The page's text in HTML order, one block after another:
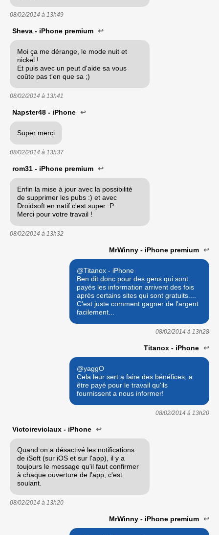
08/02/2014 à 13h49
Sheva - iPhone premium ↩
Moi ça me dérange, le mode nuit et
nickel !
Et puis avec un peut d'aide sa vous
coûte pas t'en que sa ;)
08/02/2014 à 13h41
Napster48 - iPhone ↩
Super merci
08/02/2014 à 13h37
rom31 - iPhone premium ↩
Enfin la mise à jour avec la possibilité
de supprimer les pubs :) et avec
Droidsoft en natif c'est super :P
Merci pour votre travail !
08/02/2014 à 13h32
MrWinny - iPhone premium ↩
@Titanox - iPhone
Ben dit donc pour des gens qui sont
payés les information arrivent des fois
après certains sites qui sont gratuits....
C'est juste comment gagner de l'argent
facilement...
08/02/2014 à 13h28
Titanox - iPhone ↩
@yaggO
Cela leur sert a faire des bénéfices, a
être payé pour le travail qu'ils
fournissent a nous informer!
08/02/2014 à 13h20
Victoireviclaux - iPhone ↩
Quand on a désactivé les notifications
de iSoft (sur iOS et sur l'app), il y a
toujours le message qu'il faut confirmer
à chaque ouverture de l'app, c'est
soulant.
08/02/2014 à 13h20
MrWinny - iPhone premium ↩